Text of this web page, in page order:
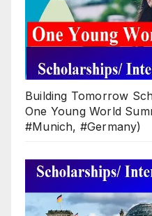
Building Tomorrow
One Young World
#Munich, #Germany)